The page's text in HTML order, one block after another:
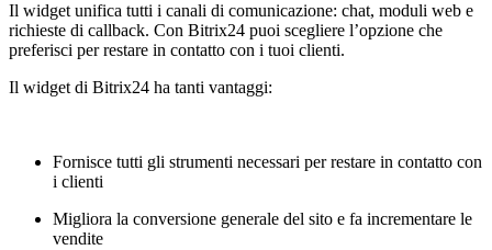
Il widget unifica tutti i canali di comunicazione: chat, moduli web e
richieste di callback. Con Bitrix24 puoi scegliere l’opzione che
preferisci per restare in contatto con i tuoi clienti.
Il widget di Bitrix24 ha tanti vantaggi:
Fornisce tutti gli strumenti necessari per restare in contatto con
i clienti
Migliora la conversione generale del sito e fa incrementare le
vendite